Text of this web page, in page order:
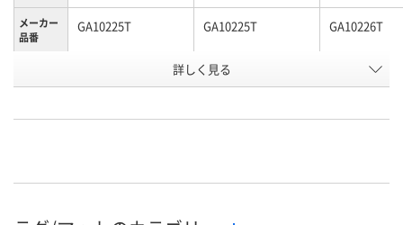
メーカー
品番
GA10225T GA10225T GA10226T
AK38456 AK37348
詳しく見る